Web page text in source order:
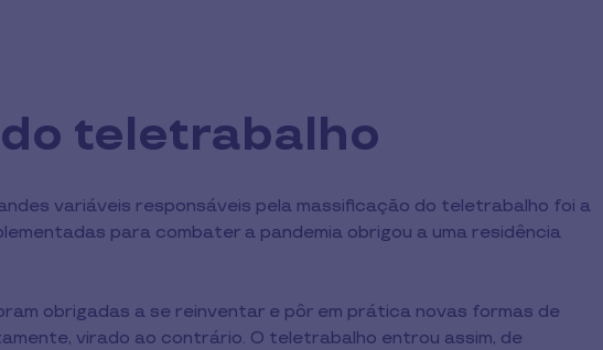
teletrabalho
variáveis responsáveis pela massificação do teletrabalho foi a
para combater a pandemia obrigou a uma residência
obrigadas a se reinventar e pôr em prática novas formas de
virado ao contrário. O teletrabalho entrou assim, de